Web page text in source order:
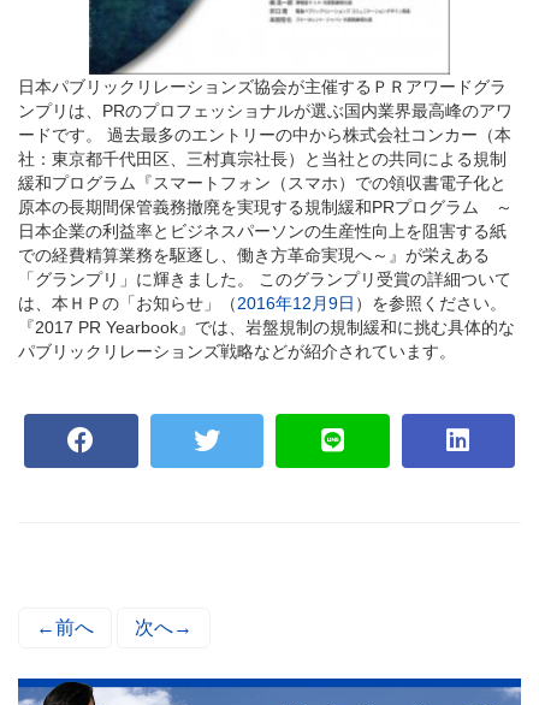
日本パブリックリレーションズ協会が主催するＰＲアワードグラ
ンプリは、PRのプロフェッショナルが選ぶ国内業界最高峰のアワ
ードです。 過去最多のエントリーの中から株式会社コンカー（本
社：東京都千代田区、三村真宗社長）と当社との共同による規制
緩和プログラム『スマートフォン（スマホ）での領収書電子化と
原本の長期間保管義務撤廃を実現する規制緩和PRプログラム ～
日本企業の利益率とビジネスパーソンの生産性向上を阻害する紙
での経費精算業務を駆逐し、働き方革命実現へ～』が栄えある
「グランプリ」に輝きました。 このグランプリ受賞の詳細ついて
は、本ＨＰの「お知らせ」（2016年12月9日 ）を参照ください。
『2017 PR Yearbook』では、岩盤規制の規制緩和に挑む具体的な
パブリックリレーションズ戦略などが紹介されています。
←前へ 次へ→